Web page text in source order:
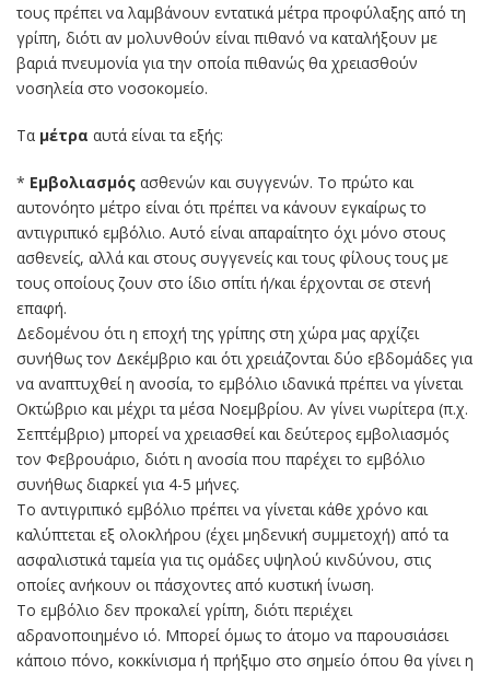
τους πρέπει να λαμβάνουν εντατικά μέτρα προφύλαξης από τη
γρίπη, διότι αν μολυνθούν είναι πιθανό να καταλήξουν με
βαριά πνευμονία για την οποία πιθανώς θα χρειασθούν
νοσηλεία στο νοσοκομείο.
Τα μέτρα αυτά είναι τα εξής:
* Εμβολιασμός ασθενών και συγγενών. Το πρώτο και
αυτονόητο μέτρο είναι ότι πρέπει να κάνουν εγκαίρως το
αντιγριπικό εμβόλιο. Αυτό είναι απαραίτητο όχι μόνο στους
ασθενείς, αλλά και στους συγγενείς και τους φίλους τους με
τους οποίους ζουν στο ίδιο σπίτι ή/και έρχονται σε στενή
επαφή.
Δεδομένου ότι η εποχή της γρίπης στη χώρα μας αρχίζει
συνήθως τον Δεκέμβριο και ότι χρειάζονται δύο εβδομάδες για
να αναπτυχθεί η ανοσία, το εμβόλιο ιδανικά πρέπει να γίνεται
Οκτώβριο και μέχρι τα μέσα Νοεμβρίου. Αν γίνει νωρίτερα (π.χ.
Σεπτέμβριο) μπορεί να χρειασθεί και δεύτερος εμβολιασμός
τον Φεβρουάριο, διότι η ανοσία που παρέχει το εμβόλιο
συνήθως διαρκεί για 4-5 μήνες.
Το αντιγριπικό εμβόλιο πρέπει να γίνεται κάθε χρόνο και
καλύπτεται εξ ολοκλήρου (έχει μηδενική συμμετοχή) από τα
ασφαλιστικά ταμεία για τις ομάδες υψηλού κινδύνου, στις
οποίες ανήκουν οι πάσχοντες από κυστική ίνωση.
Το εμβόλιο δεν προκαλεί γρίπη, διότι περιέχει
αδρανοποιημένο ιό. Μπορεί όμως το άτομο να παρουσιάσει
κάποιο πόνο, κοκκίνισμα ή πρήξιμο στο σημείο όπου θα γίνει η